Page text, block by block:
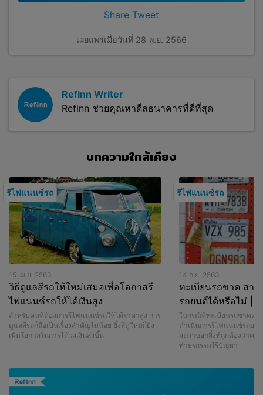
Share Tweet
เผยแพร่เมื่อวันที่ 28 พ.ย. 2566
Refinn Writer
Refinn ช่วยคุณหาดีลธนาคารที่ดีที่สุด
บทความใกล้เคียง
รีไฟแนนซ์รถ
15 เม.ย. 2563
วิธีดูแลสีรถให้ใหม่เสมอเพื่อโอกาสรี
ไฟแนนซ์รถให้ได้เงินสูง
สำหรับคนที่ต้องการรีไฟแนนซ์รถให้ได้ราคาสูง การ
ดูแลสีรถก็ถือเป็นเรื่องสำคัญไม่น้อย ยิ่งสีดูใหม่ก็ยิ่ง
เพิ่มโอกาสในการได้วงเงินสูงขึ้น
รีไฟแนนซ์รถ
14 ก.ย. 2563
ทะเบียนรถขาด สา
รถยนต์ได้หรือไม่ |
ในกรณีที่ทะเบียนรถขาดคง
ดำเนินการรีไฟแนนซ์รถยน
จะมาบอกสิ่งที่ถูกต้องว่าควร
ทำธุรกรรมไร้ปัญหา